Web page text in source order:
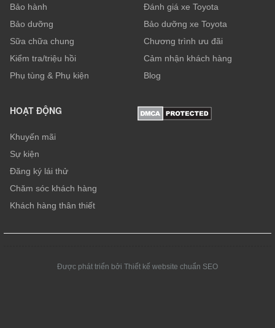
Bảo hành
Bảo dưỡng
Sữa chữa chung
Kiểm tra/triệu hồi
Phụ tùng & Phụ kiện
Đánh giá xe Toyota
Bảo dưỡng xe Toyota
Chương trình ưu đãi
Cảm nhận khách hàng
Blog
HOẠT ĐỘNG
Khuyến mãi
Sự kiện
Đăng ký lái thử
Chăm sóc khách hàng
Khách hàng thân thiết
Được phát triển bởi Thiết kế website chuẩn SEO